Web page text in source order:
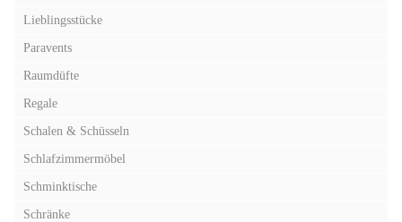
Lieblingsstücke
Paravents
Raumdüfte
Regale
Schalen & Schüsseln
Schlafzimmermöbel
Schminktische
Schränke